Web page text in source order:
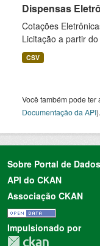
Dispensas
Cotações
Licitação a partir
CSV
Você também pode ter
Documentação da API).
Sobre Portal de
API do CKAN
Associação CKAN
Impulsionado por